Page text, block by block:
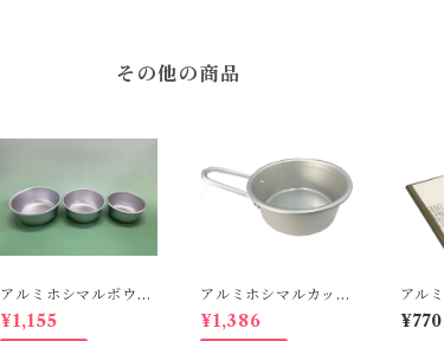
その他の商品
アルミホシマルボウ
ル・M
¥1,155
アルミホシマルカップ
S
¥1,386
アル
ケース
¥770